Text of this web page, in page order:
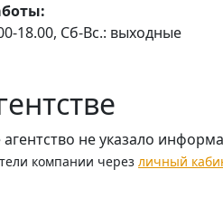
18.00, Сб-Вс.: выходные
агентство не указало
компании через личный